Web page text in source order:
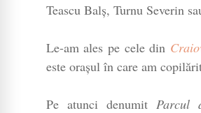
Teascu Balș, Turnu Severin
Le-am ales pe cele din
este orașul în care am
Pe atunci denumit Parcul